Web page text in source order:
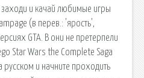
заходи и качай любимые игры
(в перев.: 'ярость',
GTA. В они не претерпели
Star Wars the Complete Saga
русском и начните проходить